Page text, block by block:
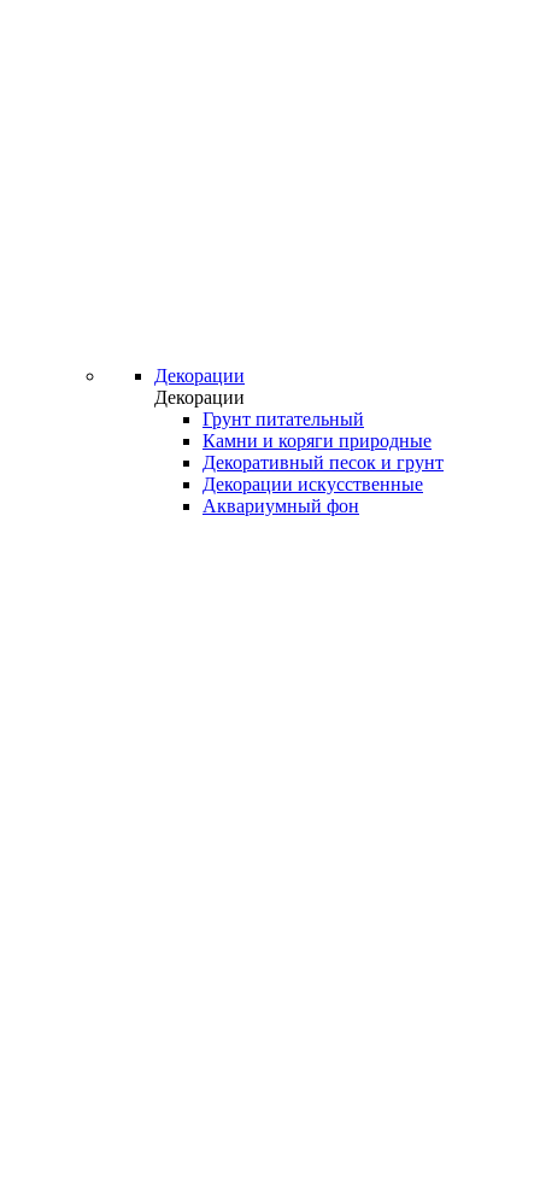
Декорации
Декорации
Грунт питательный
Камни и коряги природные
Декоративный песок и грунт
Декорации искусственные
Аквариумный фон